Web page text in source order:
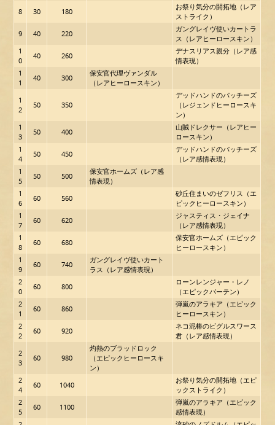
8
30 180
お祭り気分の開拓地（レア
ストライク）
9
40 220
ガングレイヴ使いカートラ
ス（レアヒーロースキン）
1
0
40 260
デナスリアス親分（レア感
情表現）
1
1
40 300
保安官代理ヴァンダル
（レアヒーロースキン）
1
2
50 350
デッドハンドのパッチーズ
（レジェンドヒーロースキ
ン）
1
3
50 400
山賊ドレクサー（レアヒー
ロースキン）
1
4
50 450
デッドハンドのパッチーズ
（レア感情表現）
1
5
50 500
保安官ホームズ（レア感
情表現）
1
6
60 560
砂丘住まいのゼフリス（エ
ピックヒーロースキン）
1
7
60 620
ジャスティス・ジェイナ
（レア感情表現）
1
8
60 680
保安官ホームズ（エピック
ヒーロースキン）
1
9
60 740
ガングレイヴ使いカート
ラス（レア感情表現）
2
0
60 800
ローンレンジャー・レノ
（エピックバーテン）
2
1
60 860
弾嵐のアラキア（エピック
ヒーロースキン）
2
2
60 920
ネコ泥棒のビグルスワース
君（レア感情表現）
2
3
60 980
灼熱のブラッドロック
（エピックヒーロースキ
ン）
2
4
60 1040
お祭り気分の開拓地（エピ
ックストライク）
2
5
60 1100
弾嵐のアラキア（エピック
感情表現）